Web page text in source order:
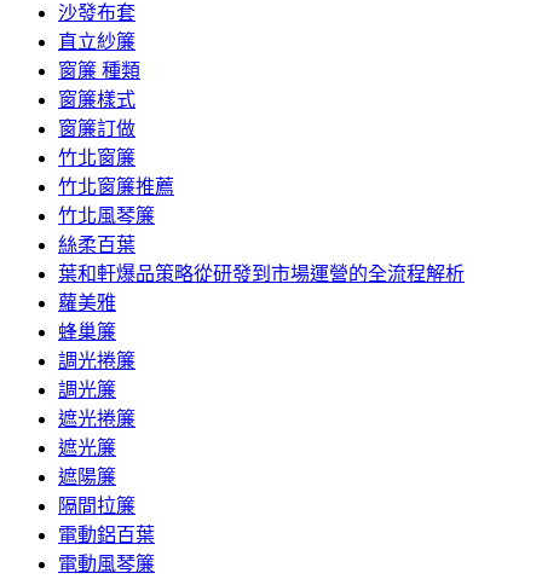
沙發布套
直立紗簾
窗簾 種類
窗簾樣式
窗簾訂做
竹北窗簾
竹北窗簾推薦
竹北風琴簾
絲柔百葉
葉和軒爆品策略從研發到市場運營的全流程解析
蘿美雅
蜂巢簾
調光捲簾
調光簾
遮光捲簾
遮光簾
遮陽簾
隔間拉簾
電動鋁百葉
電動風琴簾